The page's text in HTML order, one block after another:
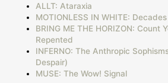
ALLT: Ataraxia
MOTIONLESS IN WHITE: Decades
BRING ME THE HORIZON: Count
Repented
INFERNO: The Anthropic
Despair)
MUSE: The Wow! Signal